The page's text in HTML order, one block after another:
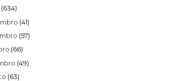
(634)
(41)
(57)
(66)
(49)
(63)